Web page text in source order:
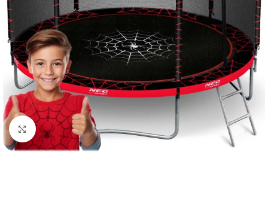
Натисніть, щоб збільшити